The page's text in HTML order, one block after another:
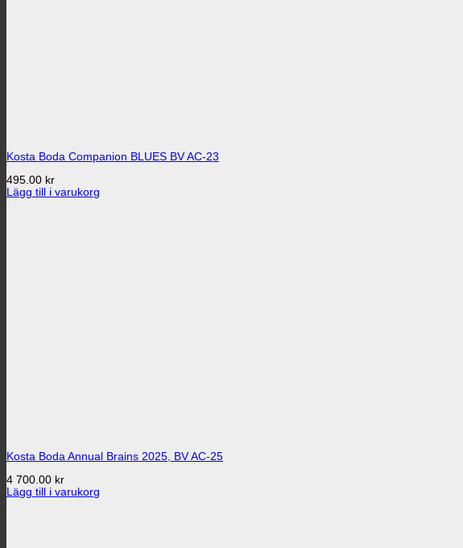
Kosta Boda Companion BLUES BV AC-23
495.00 kr
Lägg till i varukorg
Kosta Boda Annual Brains 2025, BV AC-25
4 700.00 kr
Lägg till i varukorg